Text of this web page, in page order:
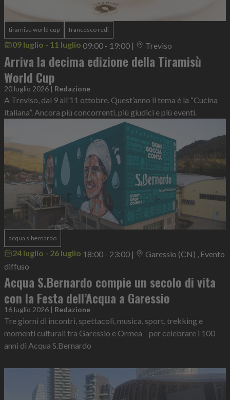
tiramisu world cup francesco redi
09 luglio - 11 luglio 09:00 - 19:00 | Treviso
Arriva la decima edizione della Tiramisù
World Cup
20 luglio 2026 | Redazione
A Treviso, dal 9 all’11 ottobre. Quest’anno il tema è la “Cucina
italiana”. Ancora più concorrenti, più giudici e più eventi.
acqua s.bernardo
24 luglio - 26 luglio 18:00 - 23:00 |
Garessio (CN) , Evento
diffuso
Acqua S.Bernardo compie un secolo di vita
con la Festa dell’Acqua a Garessio
16 luglio 2026 | Redazione
Tre giorni di incontri, spettacoli, musica, sport, trekking e
momenti culturali tra Garessio e Ormea per celebrare i 100
anni di Acqua S.Bernardo